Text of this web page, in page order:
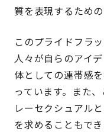
質を表現するための
このプライドフラ
人々が自らのアイ
体としての連帯感
っています。また
レーセクシュアル
を求めることもでき